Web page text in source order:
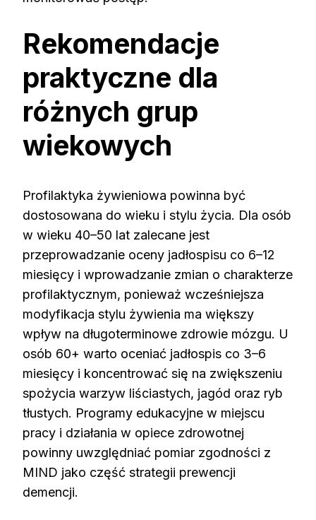
Rekomendacje
praktyczne dla
różnych grup
wiekowych
Profilaktyka żywieniowa powinna być
dostosowana do wieku i stylu życia. Dla osób
w wieku 40–50 lat zalecane jest
przeprowadzanie oceny jadłospisu co 6–12
miesięcy i wprowadzanie zmian o charakterze
profilaktycznym, ponieważ wcześniejsza
modyfikacja stylu żywienia ma większy
wpływ na długoterminowe zdrowie mózgu. U
osób 60+ warto oceniać jadłospis co 3–6
miesięcy i koncentrować się na zwiększeniu
spożycia warzyw liściastych, jagód oraz ryb
tłustych. Programy edukacyjne w miejscu
pracy i działania w opiece zdrowotnej
powinny uwzględniać pomiar zgodności z
MIND jako część strategii prewencji
demencji.